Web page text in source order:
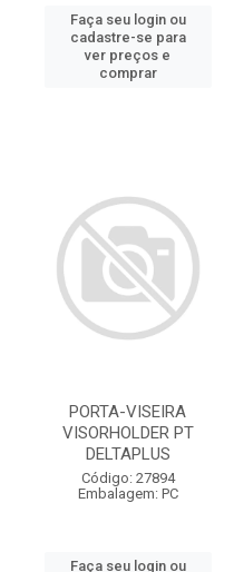
Faça seu login ou
cadastre-se para
ver preços e
comprar
PORTA-VISEIRA
VISORHOLDER PT
DELTAPLUS
Código: 27894
Embalagem: PC
Faça seu login ou